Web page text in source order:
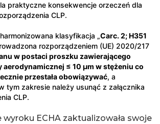
praktyczne konsekwencje orzeczeń dla
CLP.
klasyfikacja „Carc. 2; H351
rozporządzeniem (UE) 2020/217
w postaci proszku zawierającego
aerodynamicznej ≤ 10 μm w stężeniu co
przestała obowiązywać, a
tym zakresie należy usunąć z załącznika
CLP.
ECHA zaktualizowała swoje